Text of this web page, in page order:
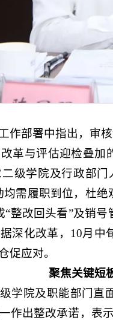
作部署中指出，审
革与评估迎检叠加
级学院及行政部
均需履职到位，杜
“整改回头看”及销
深化改革，10月
促应对。
聚焦关键短
学院及职能部门直
作出整改承诺，表